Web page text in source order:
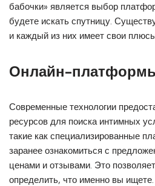
бабочки» является выбор
будете искать спутницу.
и каждый из них имеет свои
Онлайн-
Современные технологии
ресурсов для поиска интимных
такие как специализированные
заранее ознакомиться с
ценами и отзывами. Это
определить, что именно вы